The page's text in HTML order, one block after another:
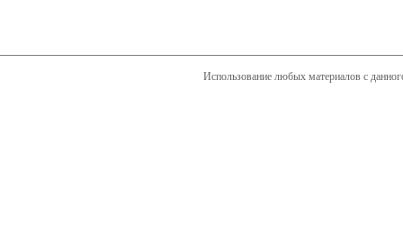
Использование любых материалов с